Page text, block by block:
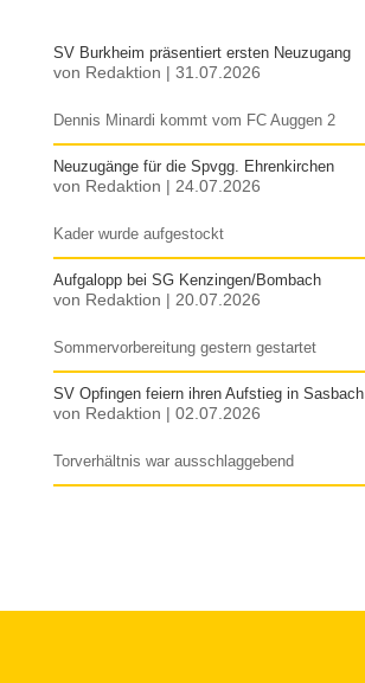
SV Burkheim präsentiert ersten Neuzugang
von Redaktion | 31.07.2026
Dennis Minardi kommt vom FC Auggen 2
Neuzugänge für die Spvgg. Ehrenkirchen
von Redaktion | 24.07.2026
Kader wurde aufgestockt
Aufgalopp bei SG Kenzingen/Bombach
von Redaktion | 20.07.2026
Sommervorbereitung gestern gestartet
SV Opfingen feiern ihren Aufstieg in Sasbach
von Redaktion | 02.07.2026
Torverhältnis war ausschlaggebend